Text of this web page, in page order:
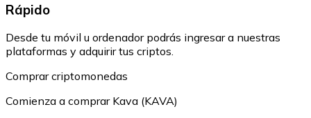
Rápido
Desde tu móvil u ordenador podrás ingresar a nuestras
plataformas y adquirir tus criptos.
Comprar criptomonedas
Comienza a comprar Kava (KAVA)